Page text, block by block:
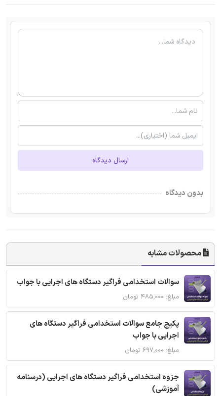
ارسال دیدگاه
بدون دیدگاه
محصولات مشابه
سوالات استخدامی فراگیر دستگاه های اجرایی با جواب
مبلغ: ۴۸۵,۰۰۰ تومان
پکیج جامع سوالات استخدامی فراگیر دستگاه های
اجرایی با جواب
مبلغ: ۶۹۷,۰۰۰ تومان
جزوه استخدامی فراگیر دستگاه های اجرایی (درسنامه
آموزشی)